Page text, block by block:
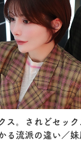
ス。されどセッ
る流派の違い／妹